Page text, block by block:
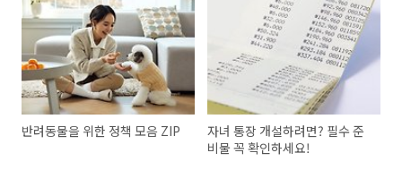
반려동물을 위한 정책 모음 ZIP
자녀 통장 개설하려면? 필수 준
비물 꼭 확인하세요!